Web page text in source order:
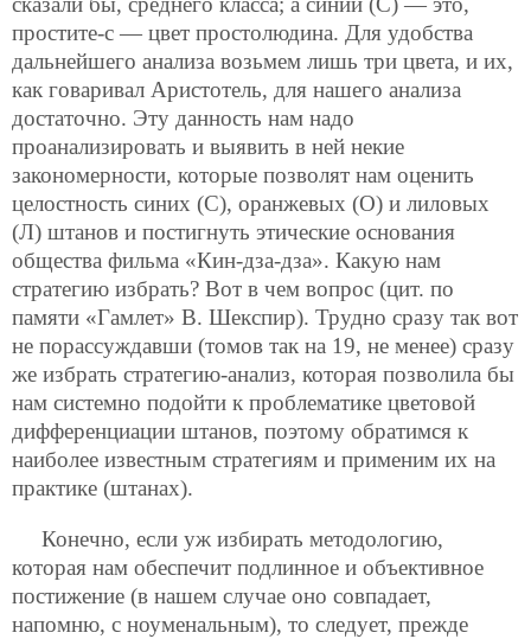
простите-с — цвет простолюдина. Для удобства
дальнейшего анализа возьмем лишь три цвета, и их,
как говаривал Аристотель, для нашего анализа
достаточно. Эту данность нам надо
проанализировать и выявить в ней некие
закономерности, которые позволят нам оценить
целостность синих (С), оранжевых (О) и лиловых
(Л) штанов и постигнуть этические основания
общества фильма «Кин-дза-дза». Какую нам
стратегию избрать? Вот в чем вопрос (цит. по
памяти «Гамлет» В. Шекспир). Трудно сразу так вот
не порассуждавши (томов так на 19, не менее) сразу
же избрать стратегию-анализ, которая позволила бы
нам системно подойти к проблематике цветовой
дифференциации штанов, поэтому обратимся к
наиболее известным стратегиям и применим их на
практике (штанах).
Конечно, если уж избирать методологию,
которая нам обеспечит подлинное и объективное
постижение (в нашем случае оно совпадает,
напомню, с ноуменальным), то следует, прежде